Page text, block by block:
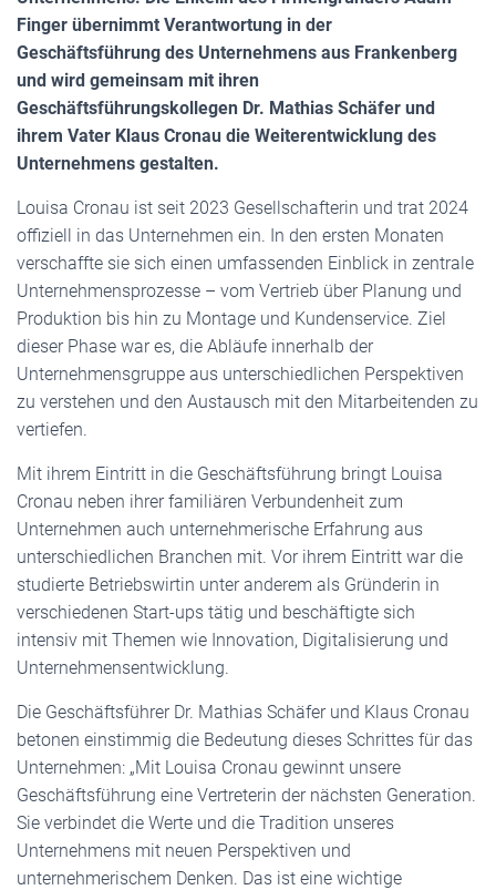
Finger übernimmt Verantwortung in der
Geschäftsführung des Unternehmens aus Frankenberg
und wird gemeinsam mit ihren
Geschäftsführungskollegen Dr. Mathias Schäfer und
ihrem Vater Klaus Cronau die Weiterentwicklung des
Unternehmens gestalten.
Louisa Cronau ist seit 2023 Gesellschafterin und trat 2024
offiziell in das Unternehmen ein. In den ersten Monaten
verschaffte sie sich einen umfassenden Einblick in zentrale
Unternehmensprozesse – vom Vertrieb über Planung und
Produktion bis hin zu Montage und Kundenservice. Ziel
dieser Phase war es, die Abläufe innerhalb der
Unternehmensgruppe aus unterschiedlichen Perspektiven
zu verstehen und den Austausch mit den Mitarbeitenden zu
vertiefen.
Mit ihrem Eintritt in die Geschäftsführung bringt Louisa
Cronau neben ihrer familiären Verbundenheit zum
Unternehmen auch unternehmerische Erfahrung aus
unterschiedlichen Branchen mit. Vor ihrem Eintritt war die
studierte Betriebswirtin unter anderem als Gründerin in
verschiedenen Start-ups tätig und beschäftigte sich
intensiv mit Themen wie Innovation, Digitalisierung und
Unternehmensentwicklung.
Die Geschäftsführer Dr. Mathias Schäfer und Klaus Cronau
betonen einstimmig die Bedeutung dieses Schrittes für das
Unternehmen: „Mit Louisa Cronau gewinnt unsere
Geschäftsführung eine Vertreterin der nächsten Generation.
Sie verbindet die Werte und die Tradition unseres
Unternehmens mit neuen Perspektiven und
unternehmerischem Denken. Das ist eine wichtige